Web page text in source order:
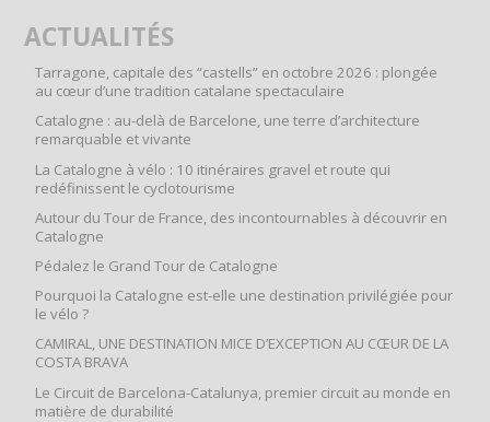
ACTUALITÉS
Tarragone, capitale des “castells” en octobre 2026 : plongée
au cœur d’une tradition catalane spectaculaire
Catalogne : au-delà de Barcelone, une terre d’architecture
remarquable et vivante
La Catalogne à vélo : 10 itinéraires gravel et route qui
redéfinissent le cyclotourisme
Autour du Tour de France, des incontournables à découvrir en
Catalogne
Pédalez le Grand Tour de Catalogne
Pourquoi la Catalogne est-elle une destination privilégiée pour
le vélo ?
CAMIRAL, UNE DESTINATION MICE D’EXCEPTION AU CŒUR DE LA
COSTA BRAVA
Le Circuit de Barcelona-Catalunya, premier circuit au monde en
matière de durabilité